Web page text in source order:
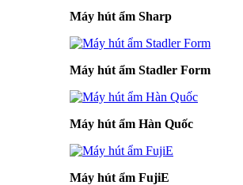
Máy hút ẩm Sharp
Máy hút ẩm Stadler Form
Máy hút ẩm Hàn Quốc
Máy hút ẩm FujiE